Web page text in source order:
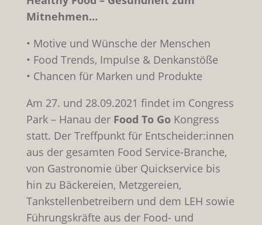
Mitnehmen…
• Motive und Wünsche der Menschen
• Food Trends, Impulse & Denkanstöße
• Chancen für Marken und Produkte
Am 27. und 28.09.2021 findet im Congress
Park – Hanau der Food To GoKongress
statt. Der Treffpunkt für Entscheider:innen
aus der gesamten Food Service-Branche,
von Gastronomie über Quickservice bis
hin zu Bäckereien, Metzgereien,
Tankstellenbetreibern und dem LEH sowie
Führungskräfte aus der Food- und